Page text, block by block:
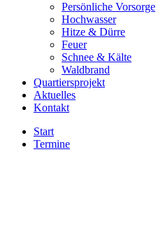
Persönliche Vorsorge
Hochwasser
Hitze & Dürre
Feuer
Schnee & Kälte
Waldbrand
Quartiersprojekt
Aktuelles
Kontakt
Start
Termine